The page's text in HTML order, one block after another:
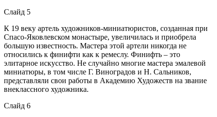
Слайд 5
К 19 веку артель художников-миниатюристов, созданная при
Спасо-Яковлевском монастыре, увеличилась и приобрела
большую известность. Мастера этой артели никогда не
относились к финифти как к ремеслу. Финифть – это
элитарное искусство. Не случайно многие мастера эмалевой
миниатюры, в том числе Г. Виноградов и Н. Сальников,
представляли свои работы в Академию Художеств на звание
внеклассного художника.
Слайд 6